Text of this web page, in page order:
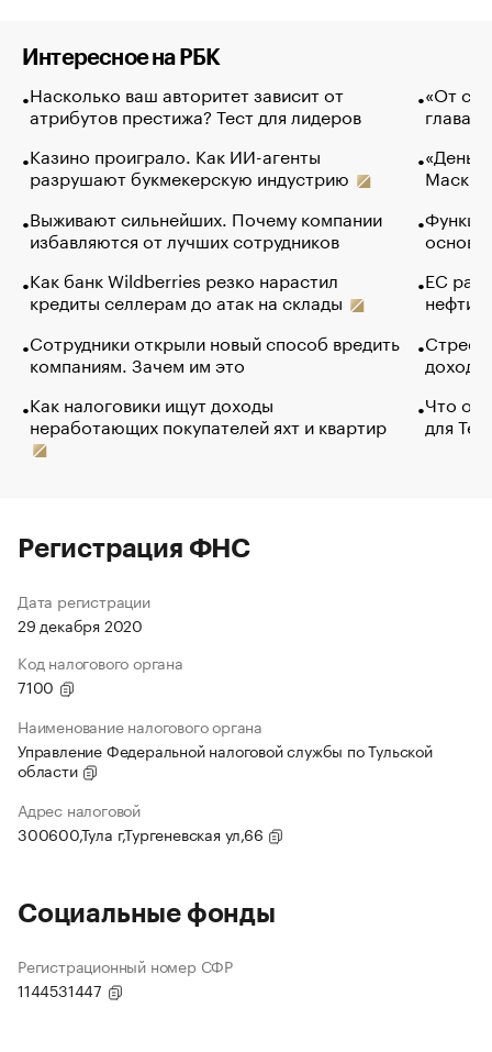
Интересное на РБК
Насколько ваш авторитет зависит от
атрибутов престижа? Тест для лидеров
Казино проиграло. Как ИИ-агенты
разрушают букмекерскую индустрию
Выживают сильнейших. Почему компании
избавляются от лучших сотрудников
Как банк Wildberries резко нарастил
кредиты селлерам до атак на склады
Сотрудники открыли новый способ вредить
компаниям. Зачем им это
Как налоговики ищут доходы
неработающих покупателей яхт и квартир
«От
глава
Маск в
основ
ЕС
нефти
Что
для
Регистрация ФНС
Дата регистрации
29 декабря 2020
Код налогового органа
7100
Наименование налогового органа
Управление Федеральной налоговой службы по Тульской
области
Адрес налоговой
300600,Тула г,Тургеневская ул,66
Социальные фонды
Регистрационный номер СФР
1144531447